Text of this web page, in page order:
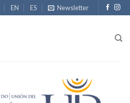
EN ES Newsletter